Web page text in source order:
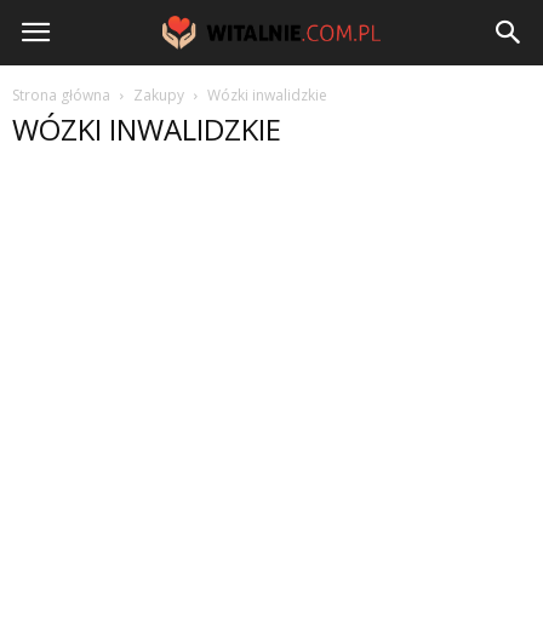
Witalnie.com.pl
Strona główna Zakupy Wózki inwalidzkie
WÓZKI INWALIDZKIE